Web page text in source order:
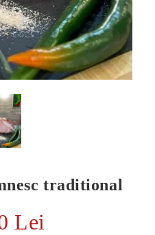
traditional
Lei